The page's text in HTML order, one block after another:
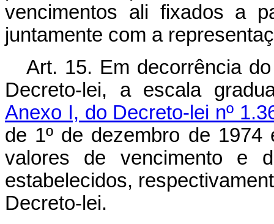
vencimentos ali fixados a
juntamente com a
Art. 15. Em decorrência
Decreto-lei, a escala
Anexo I, do Decreto-lei nº
de 1º de dezembro de
valores de vencimento e
estabelecidos,
Decreto-lei.